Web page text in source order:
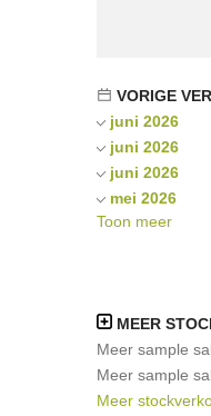
VORIGE
juni 2026
juni 2026
juni 2026
mei 2026
april 2026
juli 2025
februari 2025
februari 2025
Toon meer
MEER
Meer sample
Meer sample
Meer